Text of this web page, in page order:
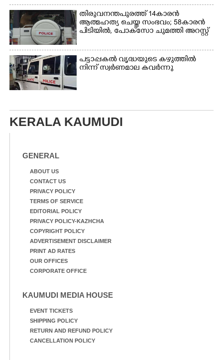
തിരുവനന്തപുരത്ത് 14കാരൻ
ആത്മഹത്യ ചെയ്ത സംഭവം; 58കാരൻ
പിടിയിൽ, പോക്‌സോ ചുമത്തി അറസ്റ്റ്
പട്ടാപ്പകൽ വൃദ്ധയുടെ കഴുത്തിൽ
നിന്ന് സ്വർണമാല കവർന്നു
KERALA KAUMUDI
GENERAL
ABOUT US
CONTACT US
PRIVACY POLICY
TERMS OF SERVICE
EDITORIAL POLICY
PRIVACY POLICY-KAZHCHA
COPYRIGHT POLICY
ADVERTISEMENT DISCLAIMER
PRINT AD RATES
OUR OFFICES
CORPORATE OFFICE
KAUMUDI MEDIA HOUSE
EVENT TICKETS
SHIPPING POLICY
RETURN AND REFUND POLICY
CANCELLATION POLICY